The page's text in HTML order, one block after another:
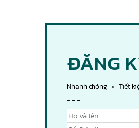
ĐĂNG
Nhanh chóng • Tiết
- - -